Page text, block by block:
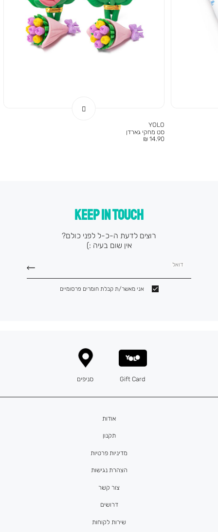
YOLO
סט מחקי גארדן
מחיר
14.90 ₪
KEEP IN TOUCH
רוצים לדעת ה-כ-ל לפני כולם?
אין שום בעיה :)
דואל
אני מאשר/ת קבלת חומרים פרסומיים
אודות
תקנון
מדיניות פרטיות
הצהרת נגישות
צור קשר
דרושים
Gift Card סניפים
שירות לקוחות